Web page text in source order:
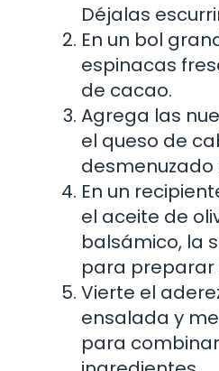
Déjalas
En un bol
espinacas
de cacao.
Agrega las
el queso de
desmenuzado
En un
el aceite de
balsámico, la
para preparar
Vierte el
ensalada y
para